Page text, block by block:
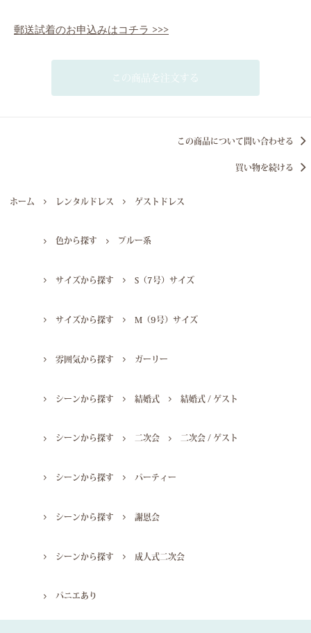
郵送試着のお申込みはコチラ >>>
この商品を注文する
この商品について問い合わせる
買い物を続ける
ホーム レンタルドレス ゲストドレス
色から探す ブルー系
サイズから探す S（7号）サイズ
サイズから探す M（9号）サイズ
雰囲気から探す ガーリー
シーンから探す 結婚式 結婚式 / ゲスト
シーンから探す 二次会 二次会 / ゲスト
シーンから探す パーティー
シーンから探す 謝恩会
シーンから探す 成人式二次会
パニエあり